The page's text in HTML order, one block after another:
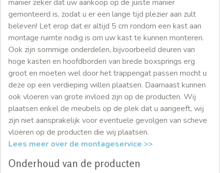
manier zeker dat uw aankoop op de juiste manier
gemonteerd is, zodat u er een lange tijd plezier aan zult
beleven! Let erop dat er altijd 5 cm rondom een kast aan
montage ruimte nodig is om uw kast te kunnen monteren.
Ook zijn sommige onderdelen, bijvoorbeeld deuren van
hoge kasten en hoofdborden van brede boxsprings erg
groot en moeten wel door het trappengat passen mocht u
deze op een verdieping willen plaatsen. Daarnaast kunnen
ook vloeren van grote invloed zijn op de producten. Wij
plaatsen enkel de meubels op de plek dat u aangeeft, wij
zijn niet aansprakelijk voor eventuele gevolgen van scheve
vloeren op de producten die wij plaatsen.
Lees meer over de montageservice >>
Onderhoud van de producten